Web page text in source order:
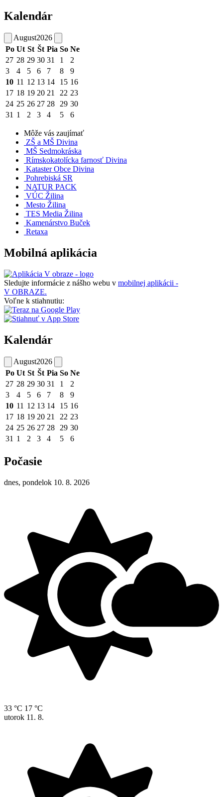
Kalendár
August2026
Po Ut St Št Pia So Ne
27 28 29 30 31 1
2
3
4 5 6 7 8
9
10 11 12 13 14 15 16
17 18 19 20 21 22 23
24 25 26 27 28 29 30
31 1 2 3 4 5 6
Môže vás zaujímať
ZŠ a MŠ Divina
MŠ Sedmokráska
Rímskokatolícka farnosť Divina
Kataster Obce Divina
Pohrebiská SR
NATUR PACK
VÚC Žilina
Mesto Žilina
TES Media Žilina
Kamenárstvo Buček
Retaxa
Mobilná aplikácia
Sledujte informácie z nášho webu v mobilnej aplikácii -
V OBRAZE.
Voľne k stiahnutiu:
Kalendár
August2026
Po Ut St Št Pia So Ne
27 28 29 30 31 1
2
3
4 5 6 7 8
9
10 11 12 13 14 15 16
17 18 19 20 21 22 23
24 25 26 27 28 29 30
31 1 2 3 4 5 6
Počasie
dnes, pondelok 10. 8. 2026
33 °C 17 °C
utorok 11. 8.